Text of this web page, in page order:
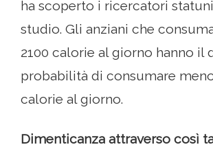
ha scoperto i ricercatori
studio. Gli anziani che
2100 calorie al giorno hanno il
probabilità di consumare
calorie al giorno.
Dimenticanza attraverso così